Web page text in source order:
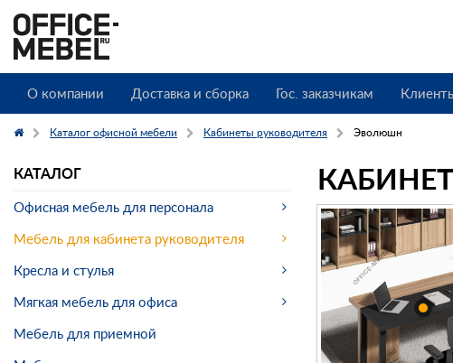
О компании Доставка и сборка Гос. заказчикам
Каталог офисной мебели Кабинеты руководителя Эволюшн
КАТАЛОГ
Офисная мебель для персонала
Мебель для кабинета руководителя
Кресла и стулья
Мягкая мебель для офиса
Мебель для приемной